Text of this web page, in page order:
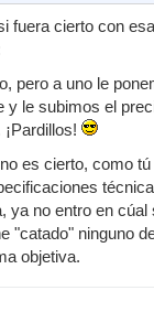
fuera cierto con
pero a uno le
y le subimos el
es cierto, como
ya no entro en cúal
"catado" ninguno
objetiva.